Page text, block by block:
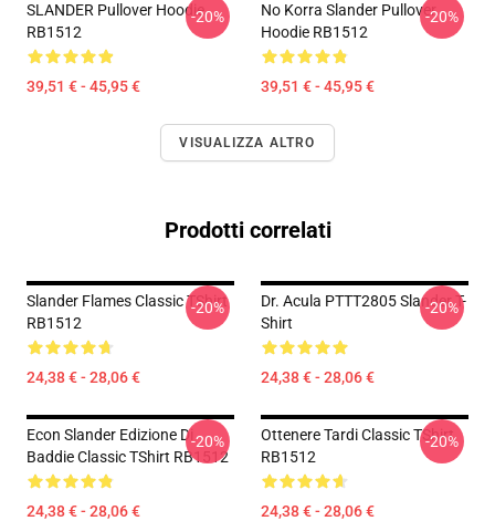
SLANDER Pullover Hoodie
RB1512
39,51 € - 45,95 €
-20%
No Korra Slander Pullover
Hoodie RB1512
39,51 € - 45,95 €
-20%
VISUALIZZA ALTRO
Prodotti correlati
Slander Flames Classic TShirt
RB1512
24,38 € - 28,06 €
-20%
Dr. Acula PTTT2805 Slander T-
Shirt
24,38 € - 28,06 €
-20%
Econ Slander Edizione Di
Baddie Classic TShirt RB1512
24,38 € - 28,06 €
-20%
Ottenere Tardi Classic TShirt
RB1512
24,38 € - 28,06 €
-20%